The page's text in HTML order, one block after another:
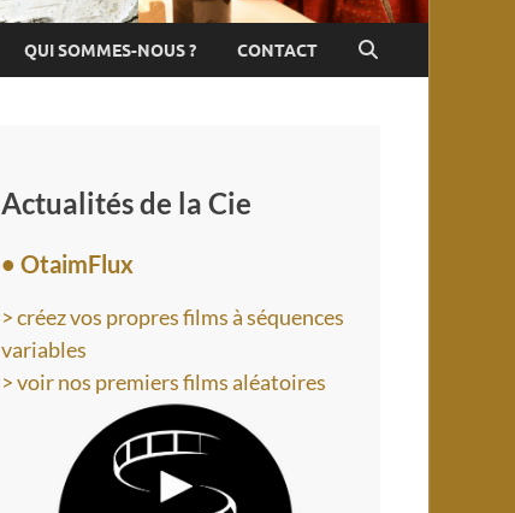
QUI SOMMES-NOUS ? CONTACT
Actualités de la Cie
• OtaimFlux
> créez vos propres films à séquences
variables
> voir nos premiers films aléatoires